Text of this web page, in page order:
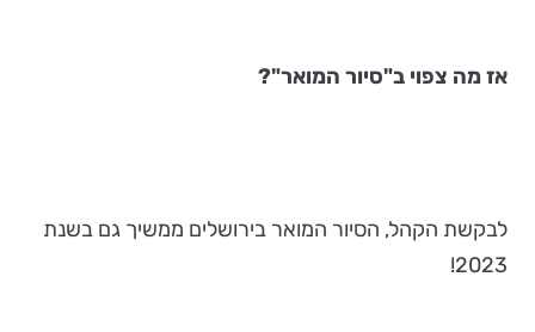
אז מה צפוי ב"סיור המואר"?
לבקשת הקהל, הסיור המואר בירושלים ממשיך גם בשנת
2023!